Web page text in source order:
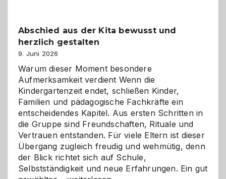
verstehen
Abschied aus der Kita bewusst und
herzlich gestalten
9. Juni 2026
Warum dieser Moment besondere
Aufmerksamkeit verdient Wenn die
Kindergartenzeit endet, schließen Kinder,
Familien und pädagogische Fachkräfte ein
entscheidendes Kapitel. Aus ersten Schritten in
die Gruppe sind Freundschaften, Rituale und
Vertrauen entstanden. Für viele Eltern ist dieser
Übergang zugleich freudig und wehmütig, denn
der Blick richtet sich auf Schule,
Selbstständigkeit und neue Erfahrungen. Ein gut